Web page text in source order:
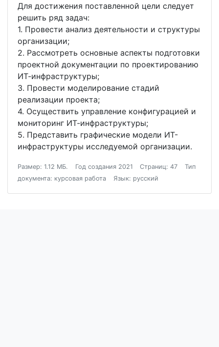
Для достижения поставленной цели следует
решить ряд задач:
1. Провести анализ деятельности и структуры
организации;
2. Рассмотреть основные аспекты подготовки
проектной документации по проектированию
ИТ-инфраструктуры;
3. Провести моделирование стадий
реализации проекта;
4. Осуществить управление конфигурацией и
мониторинг ИТ-инфраструктуры;
5. Представить графические модели ИТ-
инфраструктуры исследуемой организации.
Размер: 1.12 МБ. Год создания 2021 Страниц: 47
Тип
документа: курсовая работа
Язык: русский